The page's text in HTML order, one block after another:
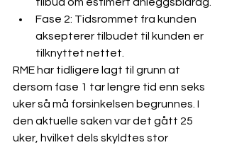
Fase 2: Tidsrommet fra kunden
aksepterer tilbudet til kunden er
tilknyttet nettet.
RME har tidligere lagt til grunn at
dersom fase 1 tar lengre tid enn seks
uker så må forsinkelsen begrunnes. I
den aktuelle saken var det gått 25
uker, hvilket dels skyldtes stor